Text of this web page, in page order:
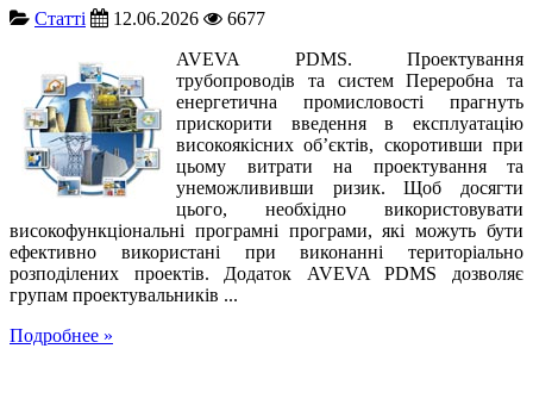
Cтатті 12.06.2026
6677
AVEVA PDMS. Проектування
трубопроводів та систем Переробна та
енергетична промисловості прагнуть
прискорити введення в експлуатацію
високоякісних об’єктів, скоротивши при
цьому витрати на проектування та
унеможлививши ризик. Щоб досягти
цього, необхідно використовувати
високофункціональні програмні програми, які можуть бути
ефективно використані при виконанні територіально
розподілених проектів. Додаток AVEVA PDMS дозволяє
групам проектувальників ...
Подробнее »